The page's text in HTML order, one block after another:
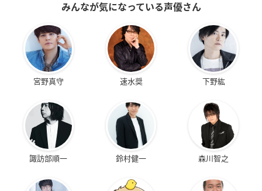
みんなが気になっている声優さん
宮野真守 速水奨 下野紘
諏訪部順一 鈴村健一 森川智之